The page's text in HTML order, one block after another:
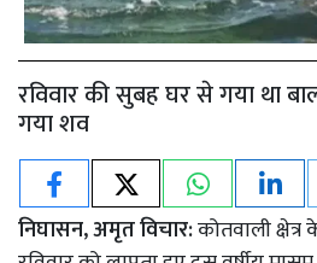
रविवार की सुबह घर से गया था
गया शव
निघासन, अमृत विचार:कोतवाली